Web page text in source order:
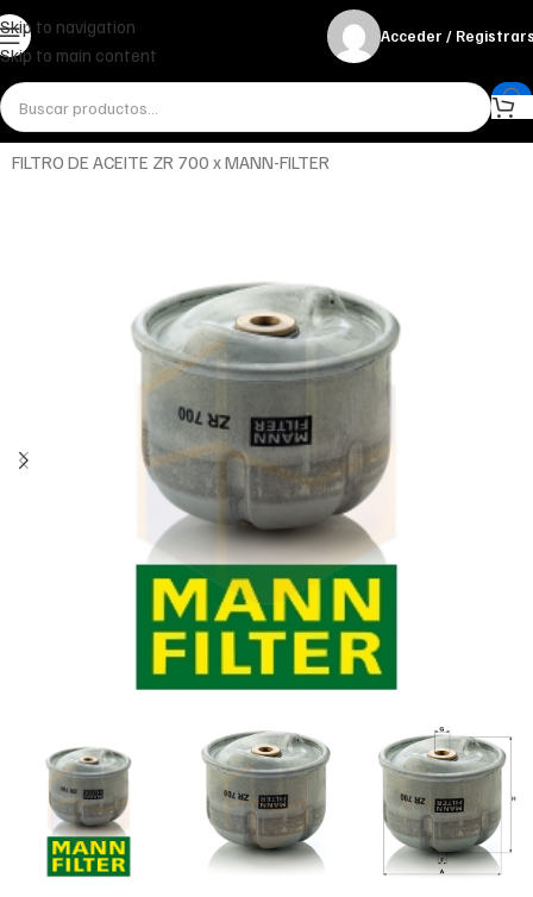
Skip to navigation
Skip to main content
Acceder /
InicioMiscelánea - otrosOtros
FILTRO DE ACEITE ZR 700 x MANN-FILTER